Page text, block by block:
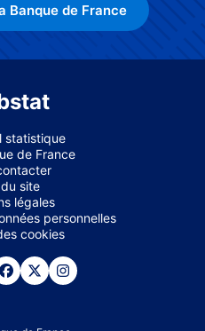
Banque de France
statistique
de France
site
légales
personnelles
cookies